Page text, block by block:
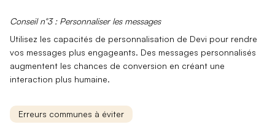
Conseil n°3 : Personnaliser les messages
Utilisez les capacités de personnalisation de Devi pour rendre
vos messages plus engageants. Des messages personnalisés
augmentent les chances de conversion en créant une
interaction plus humaine.
Erreurs communes à éviter